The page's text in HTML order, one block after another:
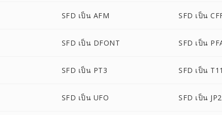
SFD เป็น AFM SFD เป็น
SFD เป็น DFONT SFD เป็น
SFD เป็น PT3 SFD เป็น T11
SFD เป็น UFO SFD เป็น JP2